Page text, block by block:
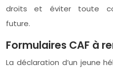
droits et éviter toute
future.
Formulaires CAF à
La déclaration d’un jeune